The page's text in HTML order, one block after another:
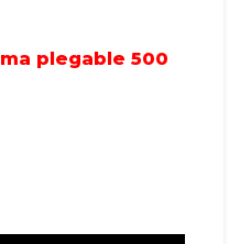
plegable 500